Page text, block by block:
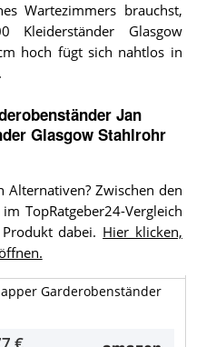
Wartezimmers brauchst,
Kleiderständer Glasgow
hoch fügt sich nahtlos in
Jan
Glasgow Stahlrohr
Alternativen? Zwischen den
TopRatgeber24-Vergleich
dabei. Hier klicken,
Garderobenständer
€